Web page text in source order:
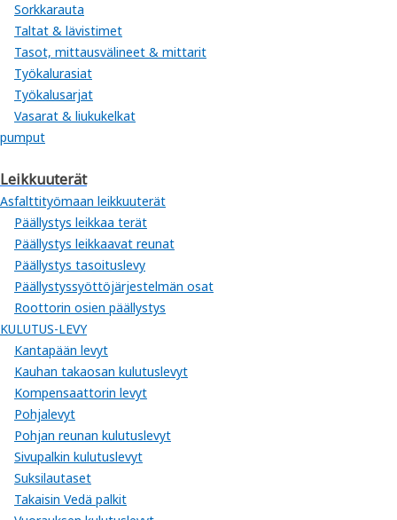
Sorkkarauta
Taltat & lävistimet
Tasot, mittausvälineet & mittarit
Työkalurasiat
Työkalusarjat
Vasarat & liukukelkat
pumput
Leikkuuterät
Asfalttityömaan leikkuuterät
Päällystys leikkaa terät
Päällystys leikkaavat reunat
Päällystys tasoituslevy
Päällystyssyöttöjärjestelmän osat
Roottorin osien päällystys
KULUTUS-LEVY
Kantapään levyt
Kauhan takaosan kulutuslevyt
Kompensaattorin levyt
Pohjalevyt
Pohjan reunan kulutuslevyt
Sivupalkin kulutuslevyt
Suksilautaset
Takaisin Vedä palkit